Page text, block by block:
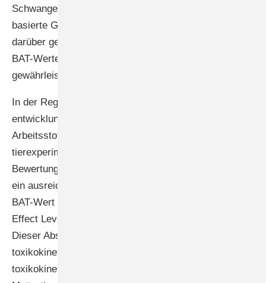
Schwangerschaftsgruppen A, B und C sind risiko­
basierte Gruppen, das heißt, es wird eine Aussage
darüber getroffen, ob die Einhaltung des MAK- oder
BAT-Wertes den Schutz des ungeborenen Kindes
gewährleisten kann.
In der Regel erfolgt die Beurteilung der
entwicklungstoxischen Eigenschaften von
Arbeitsstoffen überwiegend auf Grundlage von
tierexperimentellen Studien. Um Unsicherheiten in der
Bewertung der Tierversuche zu berücksichtigen, muss
ein ausreichender Abstand zwischen dem MAK- oder
BAT-Wert und dem NOAEL (No Observed Adverse
Effect Level) für Entwicklungstoxi­zität gegeben sein.
Dieser Abstand ist abhängig von vergleichenden
toxikokinetischen Daten bei Mensch und Tier und vom
toxikokinetischen Verhalten eines Stoffes beim